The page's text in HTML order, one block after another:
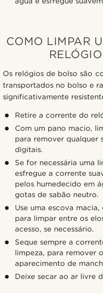
COMO LIMPAR
Os relógios de bolso são
transportados no bolso e
significativamente
Retire a corrente do
Com um pano macio,
para remover qualquer
digitais.
Se for necessária uma
esfregue a corrente
pelos humedecido em
gotas de sabão neutro.
Use uma escova
para limpar entre os
acesso, se necessário.
Seque sempre a
limpeza, para remover
aparecimento de
Deixe secar ao ar livre